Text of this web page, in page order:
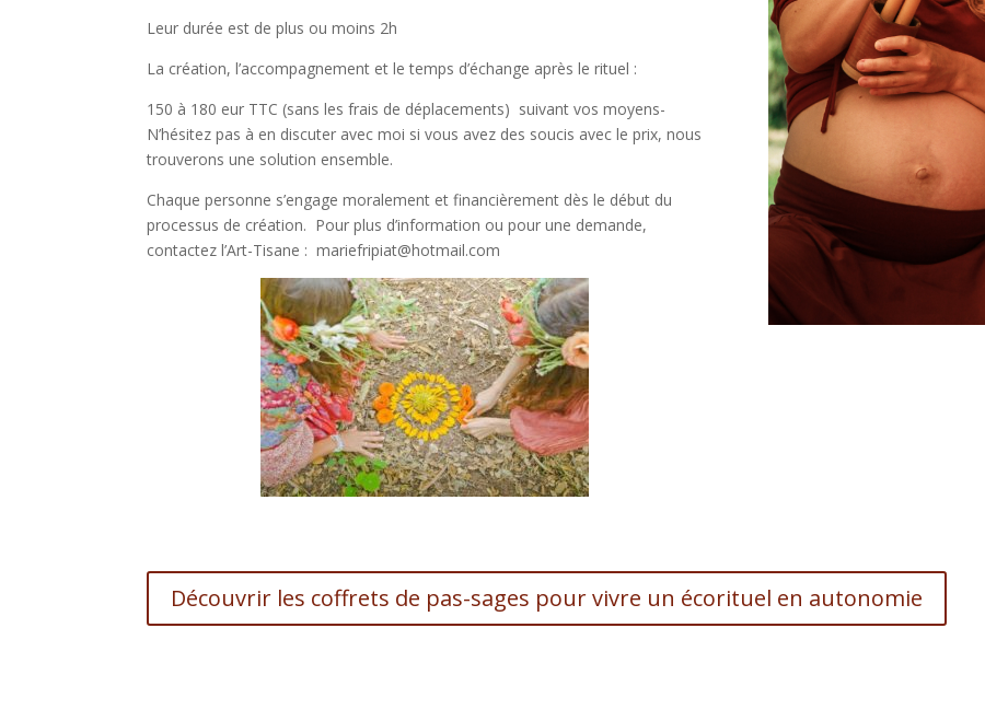
Leur durée est de plus ou moins 2h
La création, l’accompagnement et le temps d’échange après le rituel :
150 à 180 eur TTC (sans les frais de déplacements) suivant vos moyens-
N’hésitez pas à en discuter avec moi si vous avez des soucis avec le prix, nous
trouverons une solution ensemble.
Chaque personne s’engage moralement et financièrement dès le début du
processus de création. Pour plus d’information ou pour une demande,
contactez l’Art-Tisane : mariefripiat@hotmail.com
Découvrir les coffrets de pas-sages pour vivre un écorituel en autonomie